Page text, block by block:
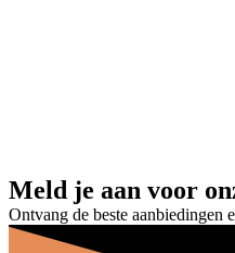
Meld je aan voor
Ontvang de beste aanbiedingen